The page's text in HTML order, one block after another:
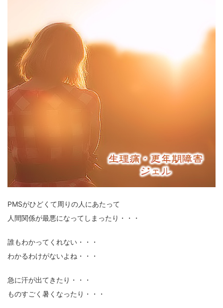
PMSがひどくて周りの人にあたって
人間関係が最悪になってしまったり・・・
誰もわかってくれない・・・
わかるわけがないよね・・・
急に汗が出てきたり・・・
ものすごく暑くなったり・・・